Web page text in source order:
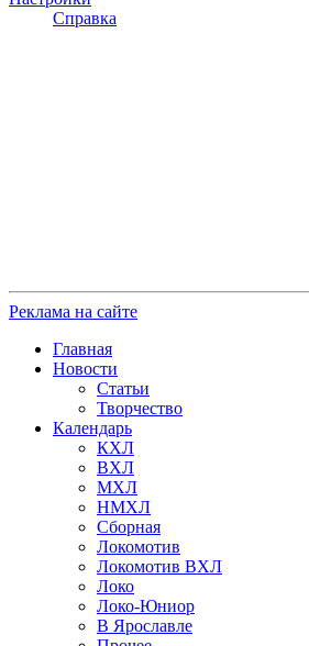
Справка
Реклама на сайте
Главная
Новости
Статьи
Творчество
Календарь
КХЛ
ВХЛ
МХЛ
НМХЛ
Сборная
Локомотив
Локомотив ВХЛ
Локо
Локо-Юниор
В Ярославле